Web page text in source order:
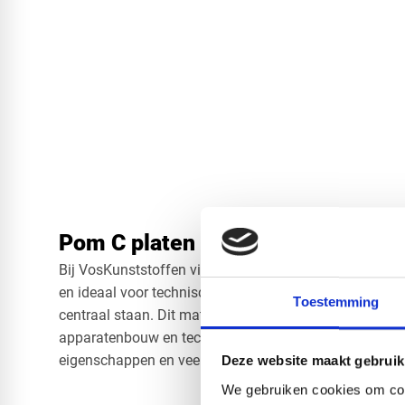
Toestemming
Deze website maakt
We gebruiken cookies om
Pom C platen in het zwart
Bij VosKunststoffen vind je
en ideaal voor technische toepassingen waar
centraal staan. Dit materiaal is al jarenlang een
apparatenbouw en technische industrie dankzij zijn
eigenschappen en veelzijdige inzetbaarheid.